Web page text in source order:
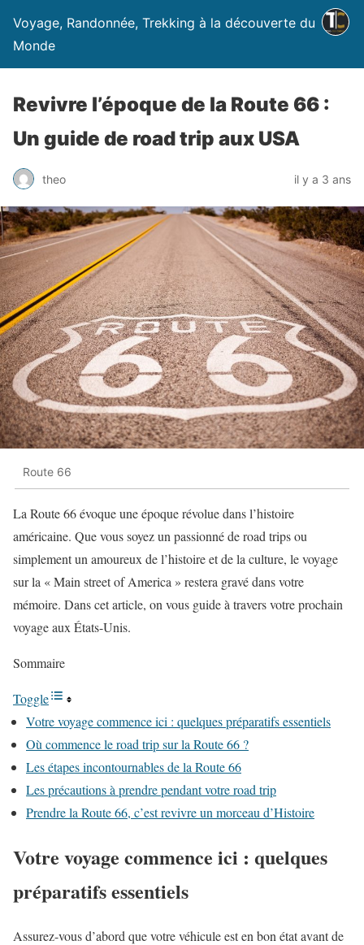
Voyage, Randonnée, Trekking à la découverte du
Monde
Revivre l’époque de la Route 66 :
Un guide de road trip aux USA
theo il y a 3 ans
Route 66
La Route 66 évoque une époque révolue dans l’histoire
américaine. Que vous soyez un passionné de road trips ou
simplement un amoureux de l’histoire et de la culture, le voyage
sur la « Main street of America » restera gravé dans votre
mémoire. Dans cet article, on vous guide à travers votre prochain
voyage aux États-Unis.
Sommaire
Toggle
Votre voyage commence ici : quelques préparatifs essentiels
Où commence le road trip sur la Route 66 ?
Les étapes incontournables de la Route 66
Les précautions à prendre pendant votre road trip
Prendre la Route 66, c’est revivre un morceau d’Histoire
Votre voyage commence ici : quelques
préparatifs essentiels
Assurez-vous d’abord que votre véhicule est en bon état avant de